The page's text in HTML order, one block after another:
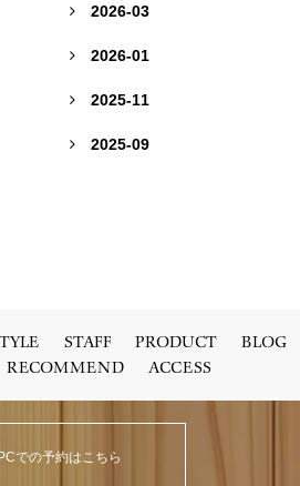
 2026-03
 2026-01
 2025-11
 2025-09
STAFF PRODUCT
BLOG
RECOMMEND ACCESS
PCでの予約はこちら